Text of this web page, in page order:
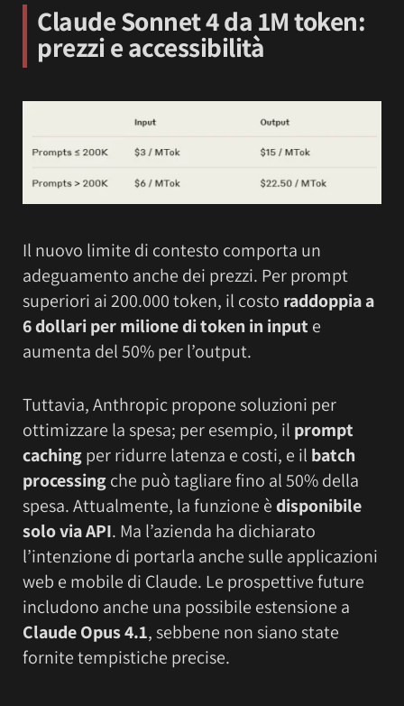
Claude Sonnet 4 da 1M token:
prezzi e accessibilità
Il nuovo limite di contesto comporta un
adeguamento anche dei prezzi. Per prompt
superiori ai 200.000 token, il costo raddoppia a
6 dollari per milione di token in input e
aumenta del 50% per l’output.
Tuttavia, Anthropic propone soluzioni per
ottimizzare la spesa; per esempio, il prompt
cachingper ridurre latenza e costi, e il batch
processingche può tagliare fino al 50% della
spesa. Attualmente, la funzione èdisponibile
solo via API. Ma l’azienda ha dichiarato
l’intenzione di portarla anche sulle applicazioni
web e mobile di Claude. Le prospettive future
includono anche una possibile estensione a
Claude Opus 4.1, sebbene non siano state
fornite tempistiche precise.